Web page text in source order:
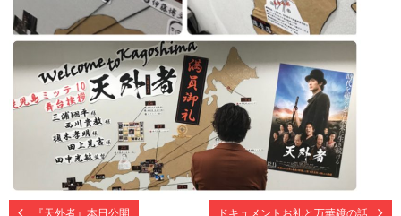
『天外者』本日公開 ドキュメントお礼と万華鏡の話